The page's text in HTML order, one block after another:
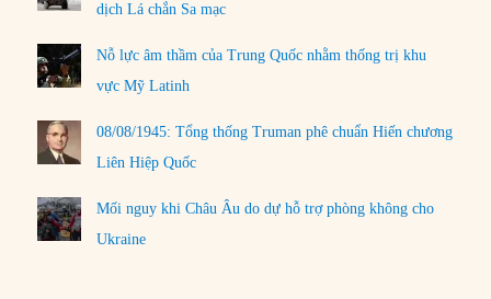
dịch Lá chắn Sa mạc
Nỗ lực âm thầm của Trung Quốc nhằm thống trị khu
vực Mỹ Latinh
08/08/1945: Tổng thống Truman phê chuẩn Hiến chương
Liên Hiệp Quốc
Mối nguy khi Châu Âu do dự hỗ trợ phòng không cho
Ukraine